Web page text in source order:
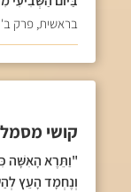
בראשית, פרק
קושי
"וַתֵּרֶא הָאִשָּׁה
וְנֶחְמָד הָעֵץ